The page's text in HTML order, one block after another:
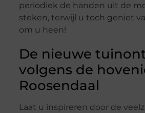
periodiek de handen uit de
steken, terwijl u toch geniet
om u heen!
De nieuwe
volgens de
Roosendaal
Laat u inspireren door de